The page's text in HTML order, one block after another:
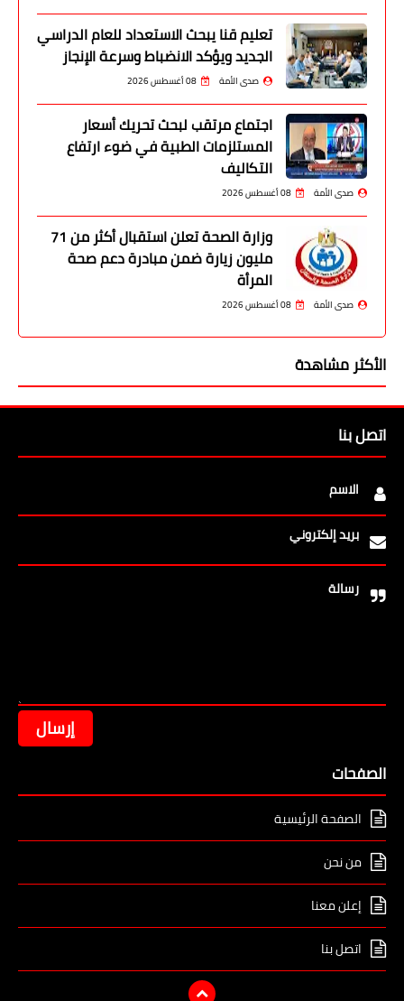
تعليم قنا يبحث الاستعداد للعام الدراسي
الجديد ويؤكد الانضباط وسرعة الإنجاز
صدى الأمة 08 أغسطس 2026
اجتماع مرتقب لبحث تحريك أسعار
المستلزمات الطبية في ضوء ارتفاع
التكاليف
صدى الأمة 08 أغسطس 2026
وزارة الصحة تعلن استقبال أكثر من 71
مليون زيارة ضمن مبادرة دعم صحة
المرأة
صدى الأمة 08 أغسطس 2026
الأكثر مشاهدة
اتصل بنا
الاسم
بريد إلكتروني
رسالة
الصفحات
الصفحة الرئيسية
من نحن
إعلن معنا
اتصل بنا